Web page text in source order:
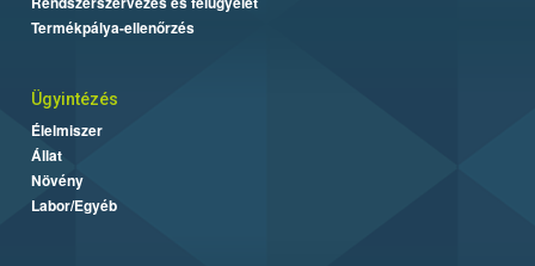
Termékpálya-ellenőrzés
Ügyintézés
Élelmiszer
Állat
Növény
Labor/Egyéb